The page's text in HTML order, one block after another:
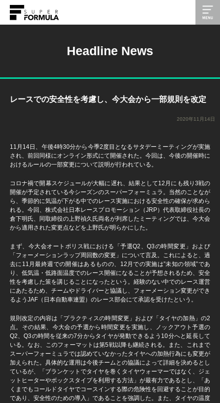
Headline News
レースでの安全性を考慮し、今大会から一部規則を改定
2020年11月14日
11月14日、午後4時30分から今季2度目となるサタデーミーティングが実施
され、前回同様にオンライン形式にて開催された。今回は、今後の開催時に
おけるルールの一部変更について説明が行われている。
コロナ禍で開幕スケジュールが大幅に遅れ、結果として12月にも残り3戦の
開催が予定されている今シーズンのスーパーフォーミュラ。当然のことなが
ら、季節的に気温が下がる中でのレース実施における安全性の確保が求めら
れる。今回、株式会社日本レースプロモーション（JRP）代表取締役社長の
倉下明氏、同取締役の上野禎久氏両名が列席したミーティングでは、今大会
から適用された変更点などを上野氏が明らかにした。
まず、今大会オートポリス戦における「予選Q2、Q3の時間変更」および
「フォーメーションラップ周回数の変更」について言及。これによると、過
去に11月最終週での開催はあるものの、12月での実施は”未知の領域”であ
り、低気温・低路面温度でのレース開催になることが予想されるため、安全
性を考慮した策を講じることになったという。経験のない中でのレース運営
にあたるため、チームやドライバーと協議し、フォーメーション変更ができ
るようJAF（日本自動車連盟）のレース部会にて承認を受けたという。
規則改定の内容は「プラクティスの時間変更」および「タイヤの加熱」の2
点。その結果、今大会の予選から時間変更を実施し、ノックアウト予選の
Q2、Q3の時間を従来の7分からタイヤが発動できるよう10分へと延長して
いる。なお、このフォーマットは第5戦以降も継続される。また、これまで
スーパーフォーミュラでは認めていなかったタイヤへの加熱行為にも変更が
加えられた。具体的な運用は今後チームとの協議によって詳細を決めるとし
ているが、「ブランケットでタイヤを巻くタイヤウォーマーではなく、ジェ
ットヒーターやボックスタイプを利用する方法」が最有力であるとし、「あ
くまでもコールドタイヤでコースインする際の危険性を回避することが目的
であり、安全性のための導入」であることを強調した。また、タイヤの温度